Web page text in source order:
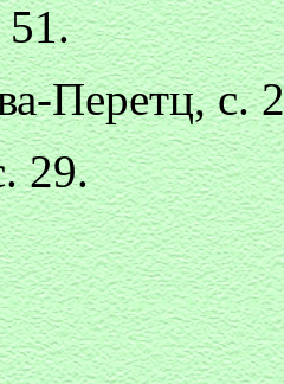
51.
Перетц, с.
29.